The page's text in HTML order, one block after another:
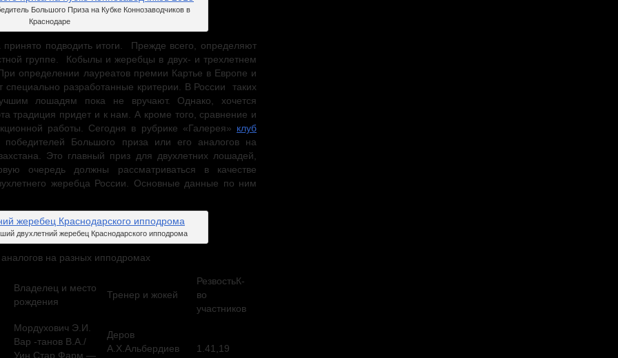
Большого Приза на Кубке Коннозаводчиков в
Краснодаре
принято подводить итоги. Прежде всего, определяют
группе. Кобылы и жеребцы в двух- и трехлетнем
определении лауреатов премии Картье в Европе и
разработанные критерии. В России таких
лошадям пока не вручают. Однако, хочется
традиция придет и к нам. А кроме того, сравнение и
работы. Сегодня в рубрике «Галерея» клуб
победителей Большого приза или его аналогов на
Это главный приз для двухлетних лошадей,
очередь должны рассматриваться в качестве
жеребца России. Основные данные по ним
двухлетний жеребец Краснодарского ипподрома
на разных ипподромах
Владелец и место
рождения
Тренер и жокей
РезвостьК-
во
участников
Мордухович Э.И.
Вар -танов В.А./
Уин Стар Фарм —
Деров
А.Х.Альбердиев
1.41,19